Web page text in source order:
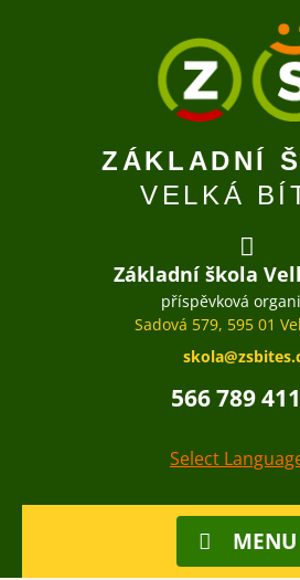
ZÁKLADNÍ
VELKÁ
Základní škola
příspěvková
Sadová 579, 595 01
566 789 411
Select
MENU